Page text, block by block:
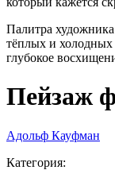
Палитра
тёплых и холодных
глубокое
Пейзаж
Адольф Кауфман
Категория: